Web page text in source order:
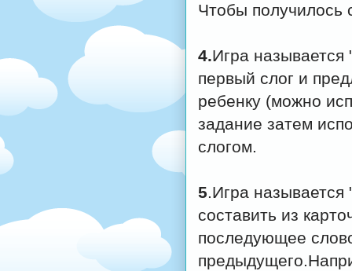
Чтобы получилось
4.Игра
первый слог и
ребенку (можно
задание затем
слогом.
5.Игра
составить из
последующее